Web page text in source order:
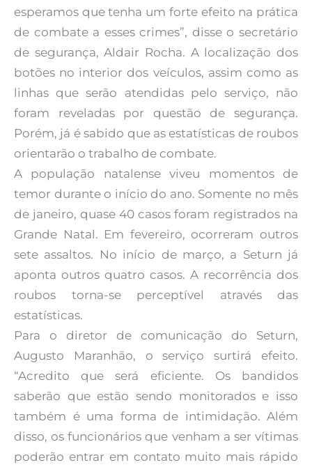
esperamos que tenha um forte efeito na prática
de combate a esses crimes”, disse o secretário
de segurança, Aldair Rocha. A localização dos
botões no interior dos veículos, assim como as
linhas que serão atendidas pelo serviço, não
foram reveladas por questão de segurança.
Porém, já é sabido que as estatísticas de roubos
orientarão o trabalho de combate.
A população natalense viveu momentos de
temor durante o início do ano. Somente no mês
de janeiro, quase 40 casos foram registrados na
Grande Natal. Em fevereiro, ocorreram outros
sete assaltos. No início de março, a Seturn já
aponta outros quatro casos. A recorrência dos
roubos torna-se perceptível através das
estatísticas.
Para o diretor de comunicação do Seturn,
Augusto Maranhão, o serviço surtirá efeito.
“Acredito que será eficiente. Os bandidos
saberão que estão sendo monitorados e isso
também é uma forma de intimidação. Além
disso, os funcionários que venham a ser vítimas
poderão entrar em contato muito mais rápido